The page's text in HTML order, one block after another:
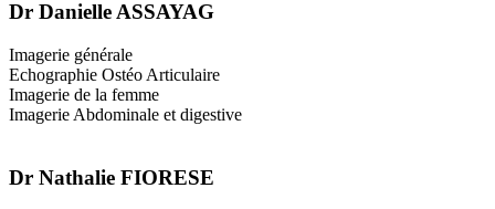
Dr Danielle ASSAYAG
Imagerie générale
Echographie Ostéo Articulaire
Imagerie de la femme
Imagerie Abdominale et digestive
Dr Nathalie FIORESE